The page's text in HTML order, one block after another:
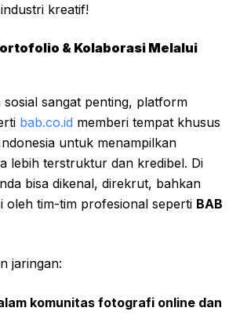
kreatif!
& Kolaborasi Melalui
sosial sangat penting, platform
bab.co.id memberi tempat khusus
untuk menampilkan
lebih terstruktur dan kredibel. Di
bisa dikenal, direkrut, bahkan
oleh tim-tim profesional seperti BAB
jaringan:
komunitas fotografi online dan